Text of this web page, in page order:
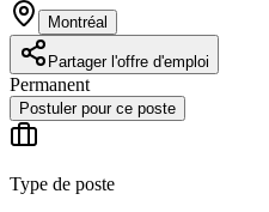
Montréal
Partager l'offre d'emploi
Permanent
Postuler pour ce poste
Type de poste